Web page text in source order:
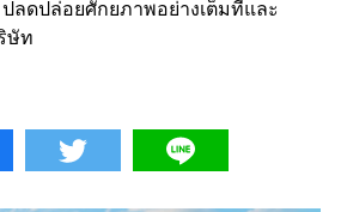
ปลดปล่อยศักยภาพอย่างเต็มที่และ
ษัท